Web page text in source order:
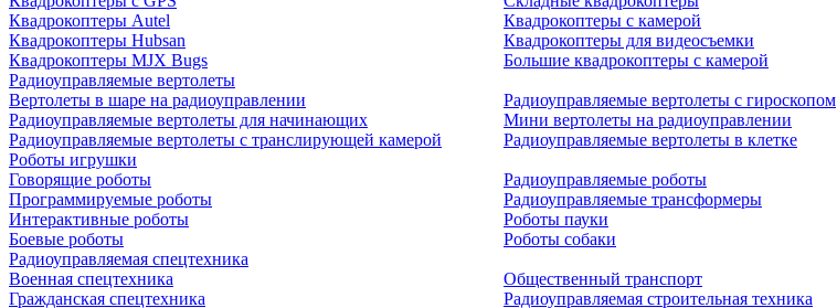
Квадрокоптеры Autel
Квадрокоптеры Hubsan
Квадрокоптеры MJX Bugs
Квадрокоптеры с камерой
Квадрокоптеры для видеосъемки
Большие квадрокоптеры с камерой
Радиоуправляемые вертолеты
Вертолеты в шаре на радиоуправлении
Радиоуправляемые вертолеты для начинающих
Радиоуправляемые вертолеты с транслирующей камерой
Радиоуправляемые вертолеты с гироскопом
Мини вертолеты на радиоуправлении
Радиоуправляемые вертолеты в клетке
Роботы игрушки
Говорящие роботы
Программируемые роботы
Интерактивные роботы
Боевые роботы
Радиоуправляемые роботы
Радиоуправляемые трансформеры
Роботы пауки
Роботы собаки
Радиоуправляемая спецтехника
Военная спецтехника
Гражданская спецтехника
Общественный транспорт
Радиоуправляемая строительная техника